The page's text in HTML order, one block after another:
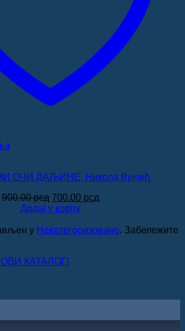
ОЧИ ДАЉИНЕ, Никола Вујчић
900.00рсд Оригинална
цена
била:
700.00 рсд
700.00 рсд.
Додај у корпу
у Некатегоризовано. Забележите
КАТАЛОГ!